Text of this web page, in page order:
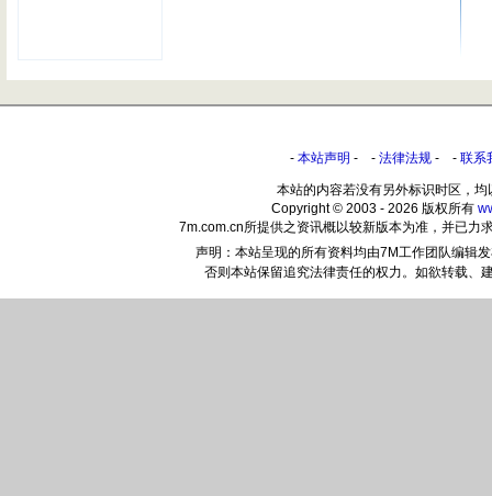
- 本站声明 - - 法律法规 - - 联系
本站的内容若没有另外标识时区，均
Copyright © 2003 - 2026 版权所有
7m.com.cn所提供之资讯概以较新版本为准，并已力
声明：本站呈现的所有资料均由7M工作团队编辑
否则本站保留追究法律责任的权力。如欲转载、